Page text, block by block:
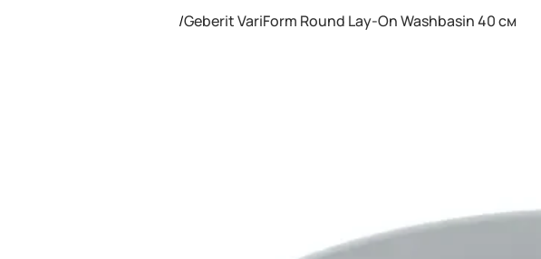
/Geberit VariForm Round Lay-On Washbasin 40 см